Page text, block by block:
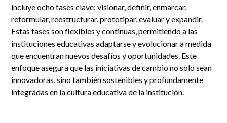
incluye ocho fases clave: visionar, definir, enmarcar,
reformular, reestructurar, prototipar, evaluar y expandir.
Estas fases son flexibles y continuas, permitiendo a las
instituciones educativas adaptarse y evolucionar a medida
que encuentran nuevos desafíos y oportunidades. Este
enfoque asegura que las iniciativas de cambio no solo sean
innovadoras, sino también sostenibles y profundamente
integradas en la cultura educativa de la institución.